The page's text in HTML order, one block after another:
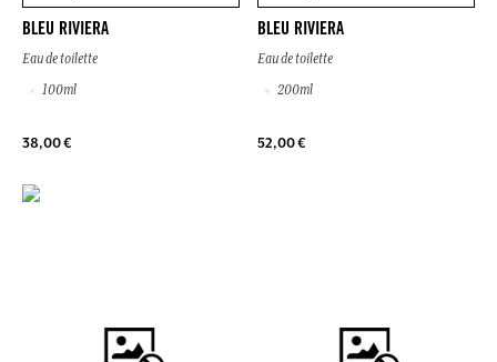
BLEU RIVIERA
Eau de toilette
100ml
38,00 €
BLEU RIVIERA
Eau de toilette
200ml
52,00 €